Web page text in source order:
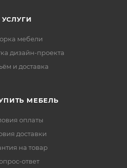
УСЛУГИ
мебели
дизайн-проекта
и доставка
МЕБЕЛЬ
оплаты
доставки
на товар
ответ